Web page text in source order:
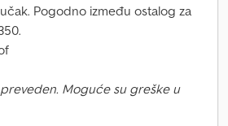
Pogodno između ostalog za
Moguće su greške u